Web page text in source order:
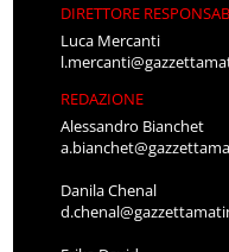
DIRETTORE
Luca Mercanti
REDAZIONE
Alessandro Bianchet
Danila Chenal